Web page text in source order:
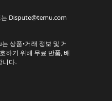
는 Dispute@temu.com
상품•거래 정보 및 거
하기 위해 무료 반품, 배
니다.